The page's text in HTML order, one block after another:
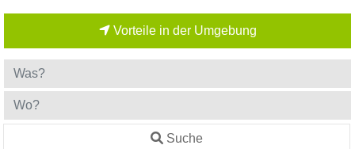
Vorteile in der Umgebung
Suche